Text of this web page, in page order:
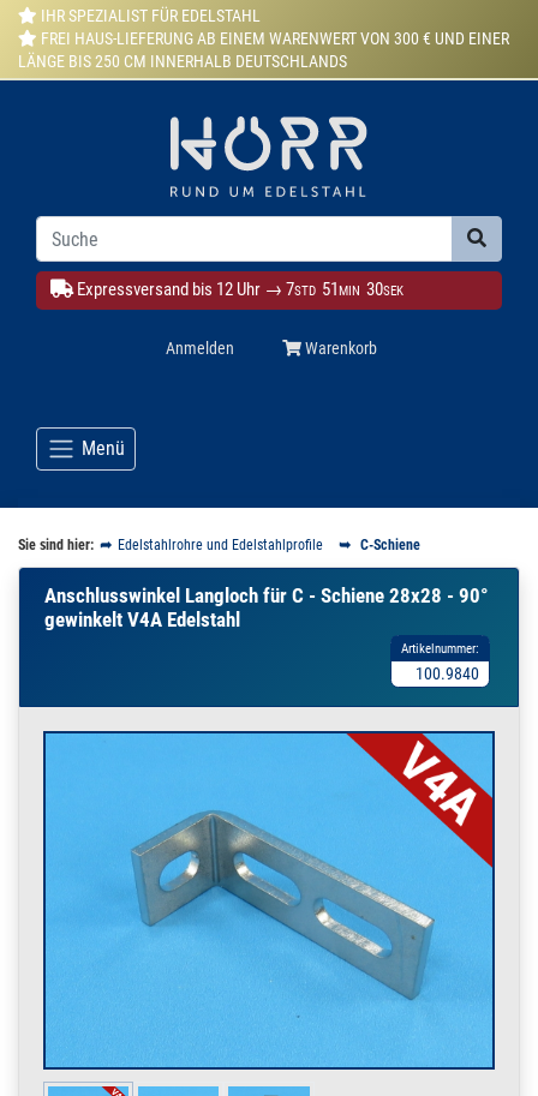
IHR SPEZIALIST FÜR EDELSTAHL
FREI HAUS-LIEFERUNG AB EINEM WARENWERT VON 300 € UND EINER
LÄNGE BIS 250 CM INNERHALB DEUTSCHLANDS
Expressversand bis 12 Uhr → 7STD 51MIN 29SEK
Anmelden Warenkorb
Menü
Sie sind hier: Edelstahlrohre und Edelstahlprofile C-Schiene
Anschlusswinkel Langloch für C - Schiene 28x28 - 90°
gewinkelt V4A Edelstahl
Artikelnummer:
100.9840